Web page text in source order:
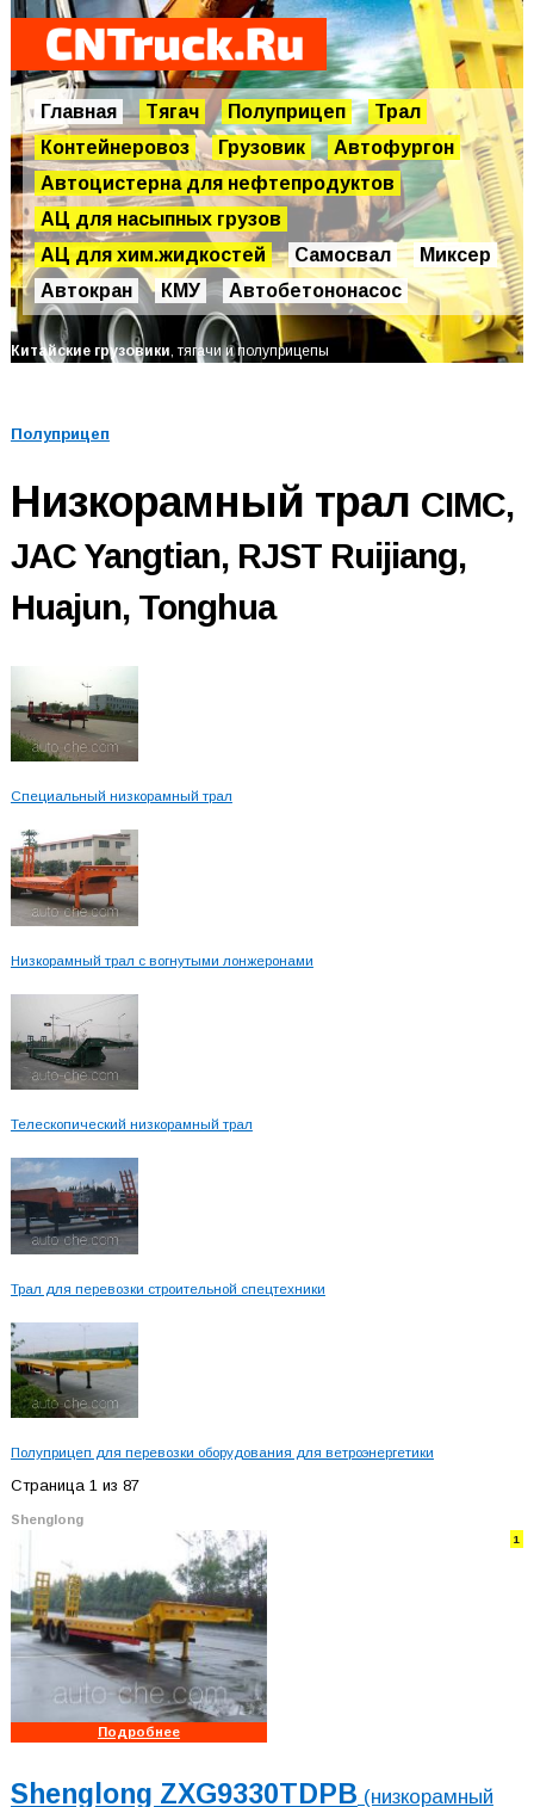
Главная Тягач Полуприцеп
Трал
Контейнеровоз
Грузовик
Автофургон
Автоцистерна для нефтепродуктов
АЦ для насыпных грузов
АЦ для хим.жидкостей
Самосвал
Миксер
Автокран
КМУ Автобетононасос
Китайские грузовики, тягачи и полуприцепы
Полуприцеп
Низкорамный трал CIMC,
JAC Yangtian, RJST Ruijiang,
Huajun, Tonghua
Специальный низкорамный трал
Низкорамный трал с вогнутыми лонжеронами
Телескопический низкорамный трал
Трал для перевозки строительной спецтехники
Полуприцеп для перевозки оборудования для ветроэнергетики
Страница 1 из 87
Shenglong
1
Подробнее
Shenglong ZXG9330TDPB (низкорамный